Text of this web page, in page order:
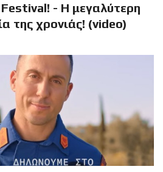
- Η μεγαλύτερη
της χρονιάς! (video)